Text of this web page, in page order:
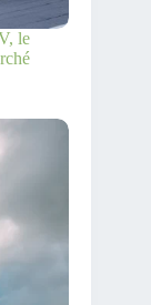
le